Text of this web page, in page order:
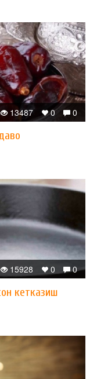
0
0
13487
0
0
15928
кетказиш